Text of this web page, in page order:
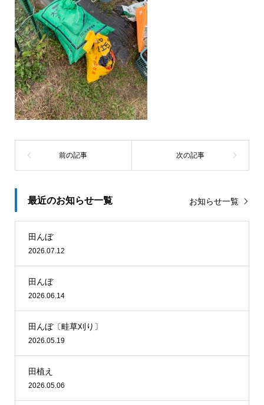
最近のお知らせ一覧 お知らせ一覧
田んぼ
2026.07.12
田んぼ
2026.06.14
田んぼ〔畦草刈り〕
2026.05.19
田植え
2026.05.06